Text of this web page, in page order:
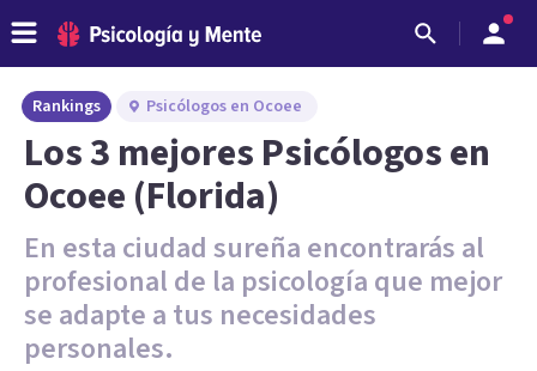
Rankings Psicólogos en Ocoee
Los 3 mejores Psicólogos en
Ocoee (Florida)
En esta ciudad sureña encontrarás al
profesional de la psicología que mejor
se adapte a tus necesidades
personales.